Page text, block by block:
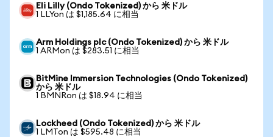
Eli Lilly (Ondo Tokenized) から 米ドル
1 LLYon は $1,185.64 に相当
Arm Holdings plc (Ondo Tokenized) から 米ドル
1 ARMon は $283.51 に相当
BitMine Immersion Technologies (Ondo Tokenized)
から 米ドル
1 BMNRon は $18.94 に相当
Lockheed (Ondo Tokenized) から 米ドル
1 LMTon は $595.48 に相当